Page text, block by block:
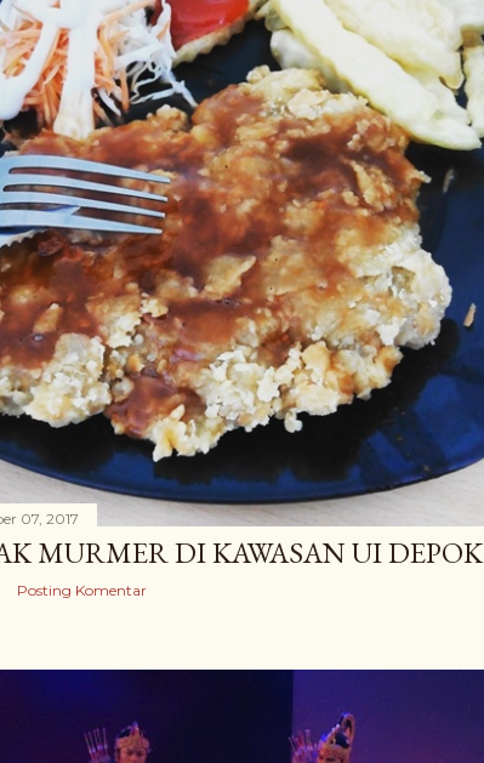
07, 2017
MURMER DI KAWASAN UI DEPOK
Posting Komentar